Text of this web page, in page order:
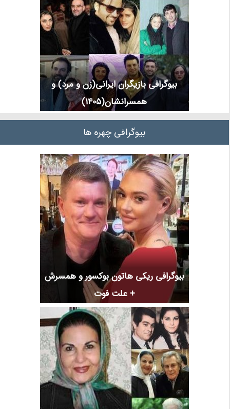
بیوگرافی بازیگران ایرانی(زن و مرد) و
همسرانشان(1405)
بیوگرافی چهره ها
بیوگرافی ریکی هاتون بوکسور و همسرش
+ علت فوت